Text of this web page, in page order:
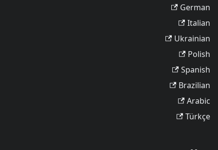
German
Italian
Ukrainian
Polish
Spanish
Brazilian
Arabic
Türkçe